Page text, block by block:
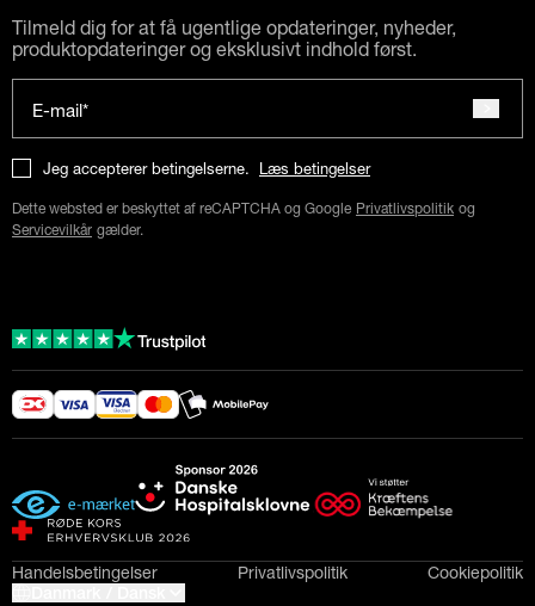
Tilmeld dig for at få ugentlige opdateringer, nyheder,
produktopdateringer og eksklusivt indhold først.
E-mail*
Jeg accepterer betingelserne. Læs betingelser
Dette websted er beskyttet af reCAPTCHA og Google Privatlivspolitik og
Servicevilkår gælder.
Handelsbetingelser Privatlivspolitik Cookiepolitik